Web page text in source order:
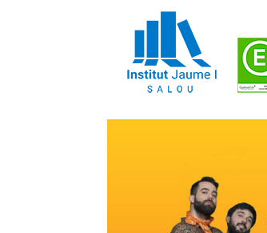
CONCURS
Cap d'estudis 29set.,